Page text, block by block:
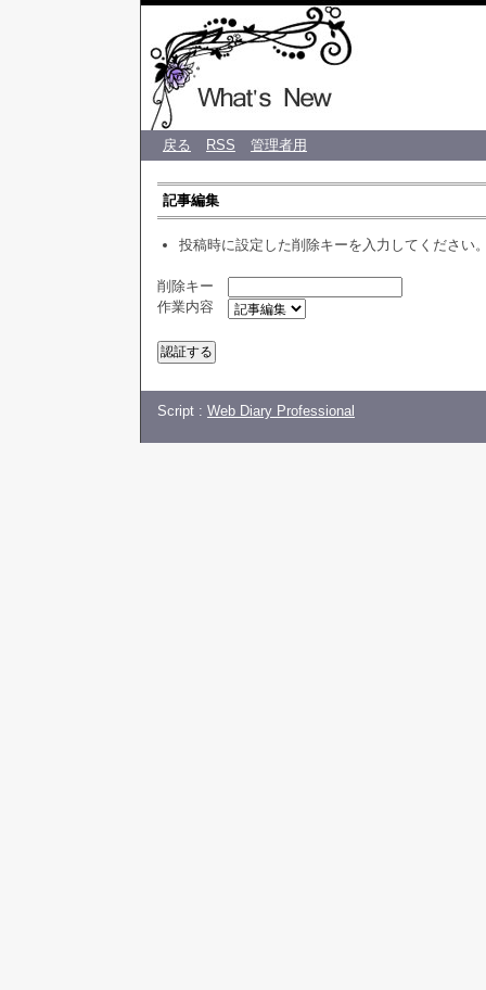
♡ CREA
戻る RSS 管理者用
記事編集
投稿時に設定した削除キーを入力してください
削除キー
作業内容
Script : Web Diary Professional